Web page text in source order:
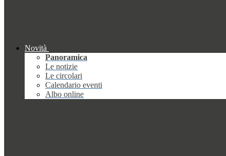
Novità
Panoramica
Le notizie
Le circolari
Calendario eventi
Albo online